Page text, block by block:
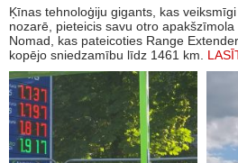
Ķīnas tehnoloģiju gigants, kas
nozarē, pieteicis savu otro
Nomad, kas pateicoties Range
kopējo sniedzamību līdz 1461 km.